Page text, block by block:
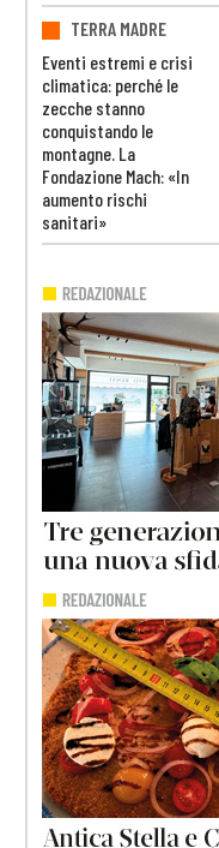
TERRA MADRE
Eventi estremi e crisi
climatica: perché le
zecche stanno
conquistando le
montagne. La
Fondazione Mach: «In
aumento rischi
sanitari»